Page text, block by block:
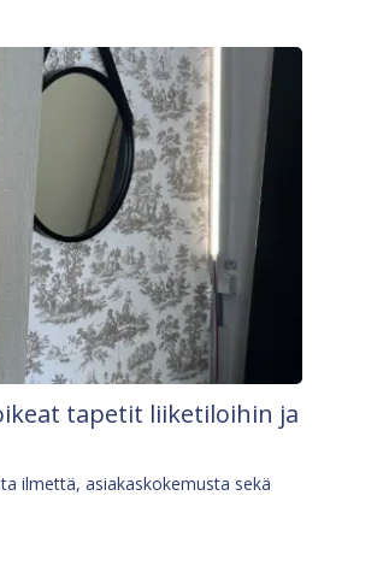
tapetit liiketiloihin ja
ilmettä, asiakaskokemusta sekä